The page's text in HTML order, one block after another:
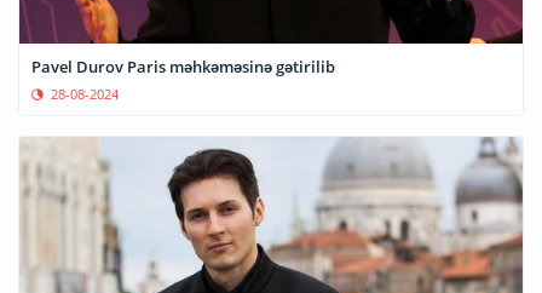
Pavel Durov Paris məhkəməsinə gətirilib
28-08-2024